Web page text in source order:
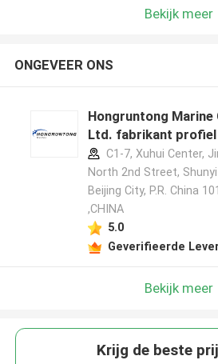
Bekijk meer
ONGEVEER ONS
Hongruntong Marine
Ltd. fabrikant profiel
C1-7, Xuhui Center,
North 2nd Street,
Beijing City, P.R. China
,CHINA
5.0
Geverifieerde
Bekijk meer
Krijg de beste